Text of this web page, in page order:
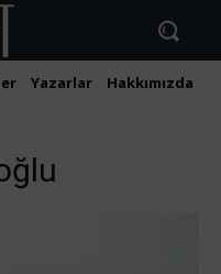
Yazarlar Hakkımızda